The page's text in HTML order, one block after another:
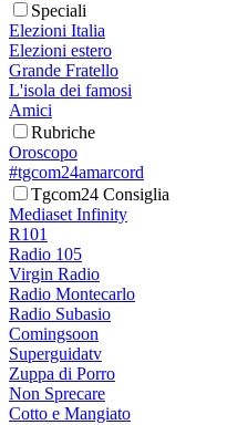
Speciali
Elezioni Italia
Elezioni estero
Grande Fratello
L'isola dei famosi
Amici
Rubriche
Oroscopo
#tgcom24amarcord
Tgcom24 Consiglia
Mediaset Infinity
R101
Radio 105
Virgin Radio
Radio Montecarlo
Radio Subasio
Comingsoon
Superguidatv
Zuppa di Porro
Non Sprecare
Cotto e Mangiato